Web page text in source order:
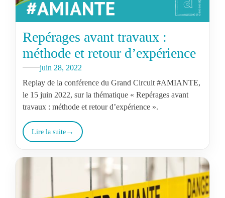
Repérages avant travaux :
méthode et retour d’expérience
juin 28, 2022
Replay de la conférence du Grand Circuit #AMIANTE,
le 15 juin 2022, sur la thématique « Repérages avant
travaux : méthode et retour d’expérience ».
Lire la suite